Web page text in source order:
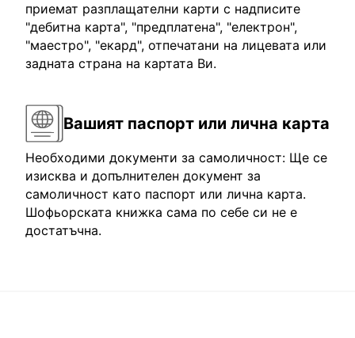
приемат разплащателни карти с надписите
"дебитна карта", "предплатена", "електрон",
"маестро", "екард", отпечатани на лицевата или
задната страна на картата Ви.
Вашият паспорт или лична карта
Необходими документи за самоличност: Ще се
изисква и допълнителен документ за
самоличност като паспорт или лична карта.
Шофьорската книжка сама по себе си не е
достатъчна.